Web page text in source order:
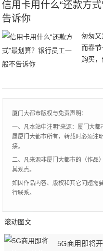
信用卡用什么“还款方
告诉你
匆匆又
而春
购买，
不知
厦门大都市版权与免责声明：
一、凡本站中注明“来源：厦门大
属厦门大都市所有，转载时必须注
接。
二、凡来源非厦门大都市的（作品
其观点。
如因作品内容、版权和其它问题需
行联系。
滚动图文
5G商用即将